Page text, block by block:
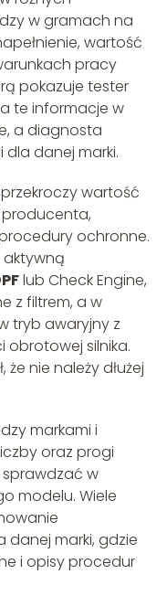
w gramach na
wartość
pracy
pokazuje tester
te informacje w
a diagnosta
danej marki.
wartość
ochronne.
lub Check Engine,
z filtrem, a w
tryb awaryjny z
obrotowej silnika.
nie należy dłużej
markami i
oraz progi
w
modelu. Wiele
marki, gdzie
i opisy procedur